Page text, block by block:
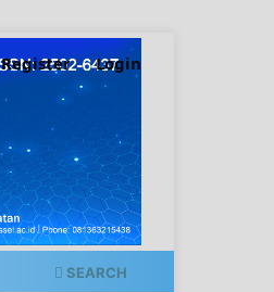
SEARCH
Register Login